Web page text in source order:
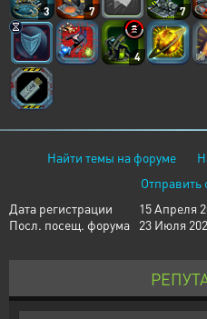
3 7 7
4
Найти темы на форуме
Отправить
Дата регистрации
15 Апреля
Посл. посещ. форума
23 Июля